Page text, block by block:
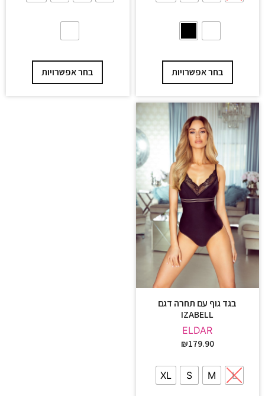
בחר אפשרויות בחר אפשרויות
בגד גוף עם תחרה דגם
IZABELL
ELDAR
₪179.90
L
M
S
XL